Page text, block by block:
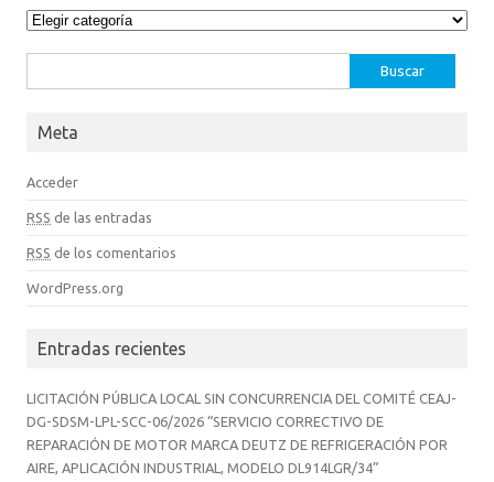
Categorías
Meta
Acceder
RSS de las entradas
RSS de los comentarios
WordPress.org
Entradas recientes
LICITACIÓN PÚBLICA LOCAL SIN CONCURRENCIA DEL COMITÉ CEAJ-
DG-SDSM-LPL-SCC-06/2026 “SERVICIO CORRECTIVO DE
REPARACIÓN DE MOTOR MARCA DEUTZ DE REFRIGERACIÓN POR
AIRE, APLICACIÓN INDUSTRIAL, MODELO DL914LGR/34”